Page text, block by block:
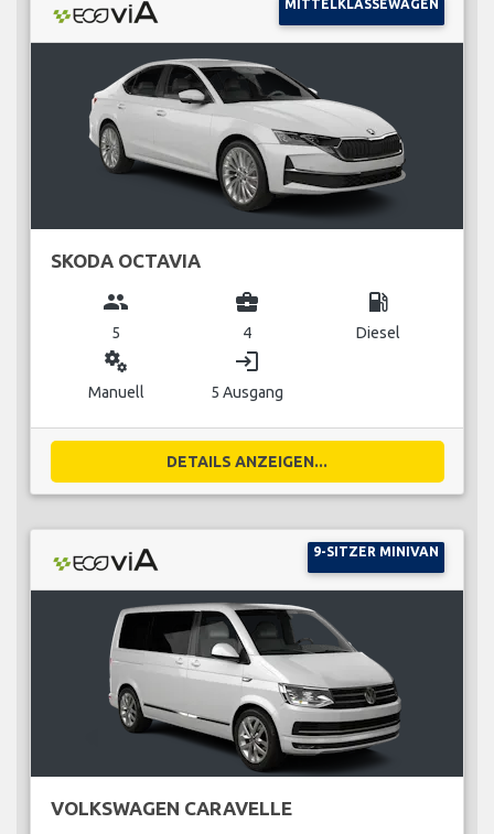
MITTELKLASSEWAGEN
SKODA OCTAVIA
group
5
business_center
4
local_gas_station
Diesel
miscellaneous_services
Manuell
login
5 Ausgang
DETAILS ANZEIGEN...
9-SITZER MINIVAN
VOLKSWAGEN CARAVELLE